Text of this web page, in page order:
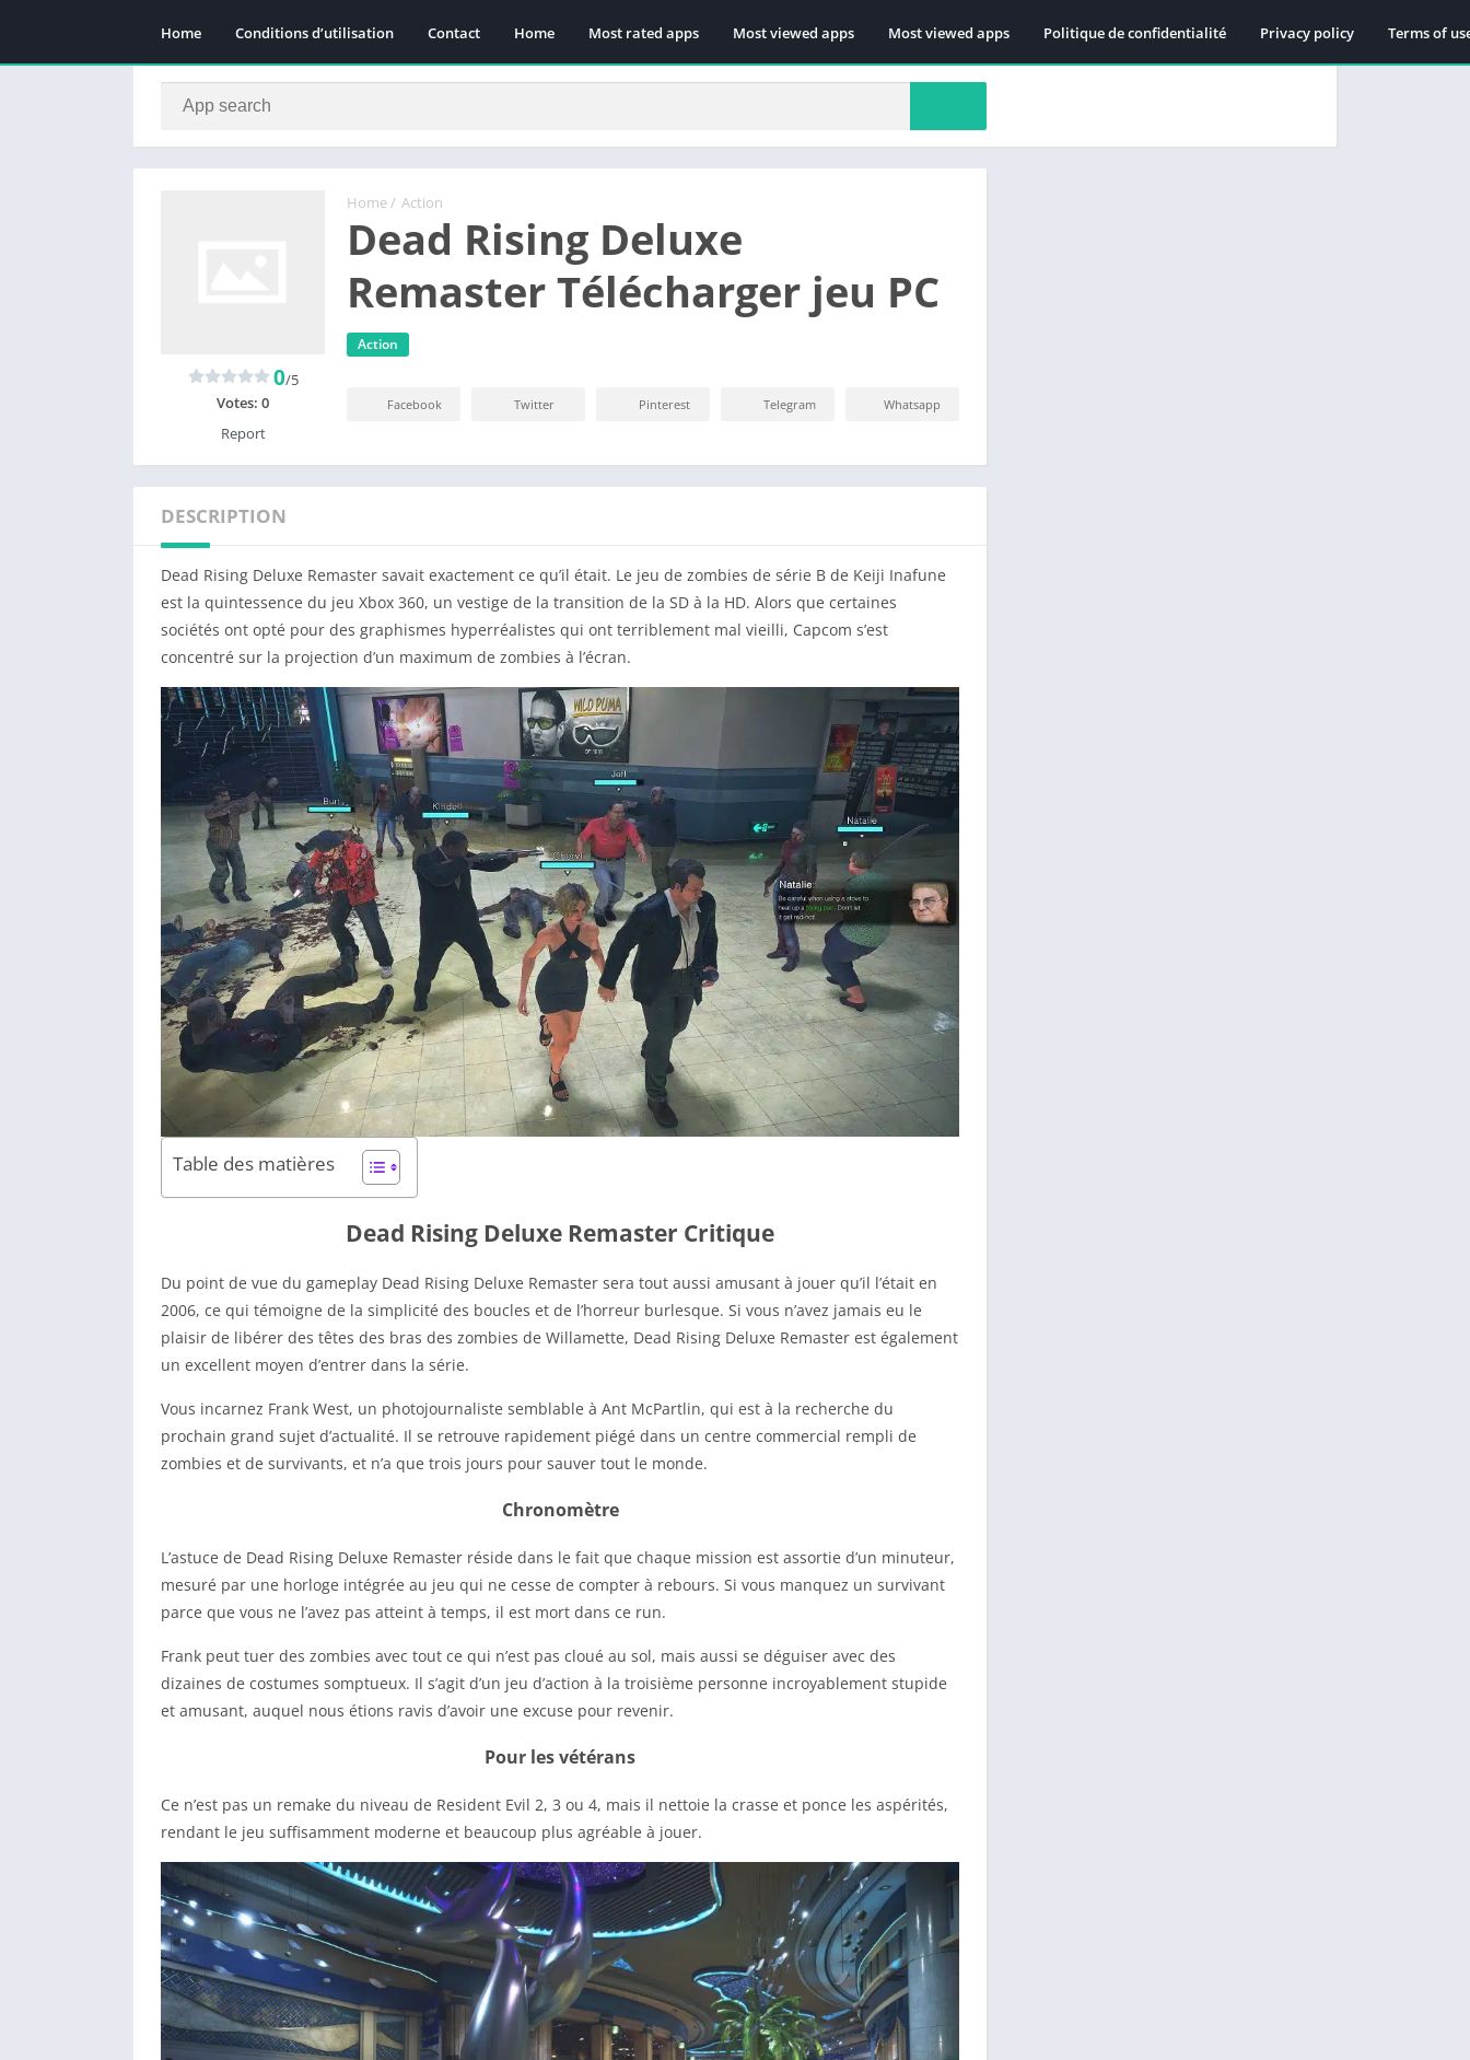
Home Conditions d’utilisation Contact Home Most rated apps Most viewed apps Most viewed apps Politique de confidentialité Privacy policy Terms of
Home / Action
Dead Rising Deluxe
Remaster Télécharger jeu PC
Action
0/5
Votes: 0
Report
Facebook Twitter Pinterest Telegram Whatsapp
DESCRIPTION
Dead Rising Deluxe Remaster savait exactement ce qu’il était. Le jeu de zombies de série B de Keiji Inafune
est la quintessence du jeu Xbox 360, un vestige de la transition de la SD à la HD. Alors que certaines
sociétés ont opté pour des graphismes hyperréalistes qui ont terriblement mal vieilli, Capcom s’est
concentré sur la projection d’un maximum de zombies à l’écran.
Table des matières
Dead Rising Deluxe Remaster Critique
Du point de vue du gameplay Dead Rising Deluxe Remaster sera tout aussi amusant à jouer qu’il l’était en
2006, ce qui témoigne de la simplicité des boucles et de l’horreur burlesque. Si vous n’avez jamais eu le
plaisir de libérer des têtes des bras des zombies de Willamette, Dead Rising Deluxe Remaster est également
un excellent moyen d’entrer dans la série.
Vous incarnez Frank West, un photojournaliste semblable à Ant McPartlin, qui est à la recherche du
prochain grand sujet d’actualité. Il se retrouve rapidement piégé dans un centre commercial rempli de
zombies et de survivants, et n’a que trois jours pour sauver tout le monde.
Chronomètre
L’astuce de Dead Rising Deluxe Remaster réside dans le fait que chaque mission est assortie d’un minuteur,
mesuré par une horloge intégrée au jeu qui ne cesse de compter à rebours. Si vous manquez un survivant
parce que vous ne l’avez pas atteint à temps, il est mort dans ce run.
Frank peut tuer des zombies avec tout ce qui n’est pas cloué au sol, mais aussi se déguiser avec des
dizaines de costumes somptueux. Il s’agit d’un jeu d’action à la troisième personne incroyablement stupide
et amusant, auquel nous étions ravis d’avoir une excuse pour revenir.
Pour les vétérans
Ce n’est pas un remake du niveau de Resident Evil 2, 3 ou 4, mais il nettoie la crasse et ponce les aspérités,
rendant le jeu suffisamment moderne et beaucoup plus agréable à jouer.